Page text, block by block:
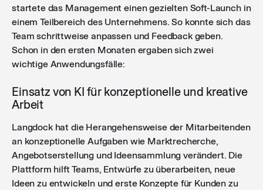
startete das Management einen gezielten Soft-Launch in
einem Teilbereich des Unternehmens. So konnte sich das
Team schrittweise anpassen und Feedback geben.
Schon in den ersten Monaten ergaben sich zwei
wichtige Anwendungsfälle:
Einsatz von KI für konzeptionelle und kreative
Arbeit
Langdock hat die Herangehensweise der Mitarbeitenden
an konzeptionelle Aufgaben wie Marktrecherche,
Angebotserstellung und Ideensammlung verändert. Die
Plattform hilft Teams, Entwürfe zu überarbeiten, neue
Ideen zu entwickeln und erste Konzepte für Kunden zu